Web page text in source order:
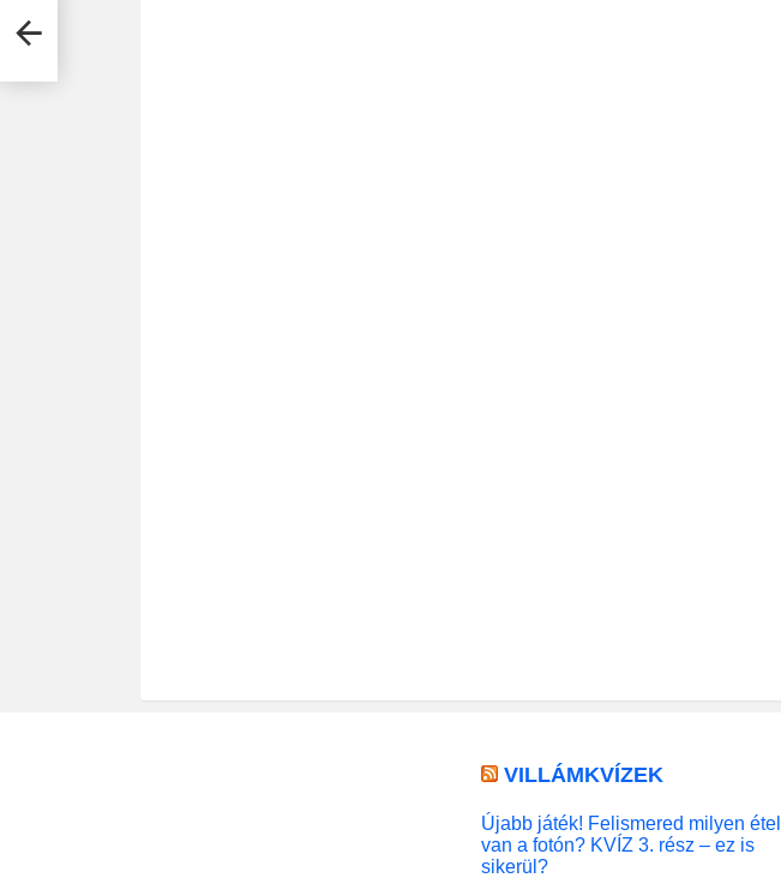
VILLÁMKVÍZEK
Újabb játék! Felismered milyen étel
van a fotón? KVÍZ 3. rész – ez is
sikerül?